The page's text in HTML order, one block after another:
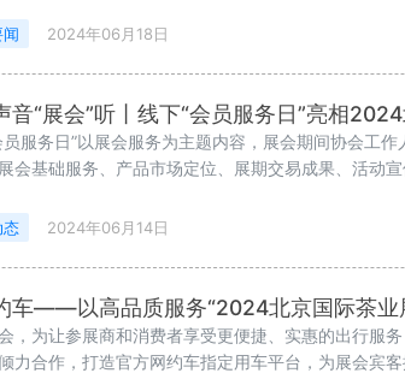
2024年06月18日
音“展会”听丨线下“会员服务日”亮相
员服务日”以展会服务为主题内容，展会期间协会工
会基础服务、产品市场定位、展期交易成果、活动
态 2024年06月14日
车——以高品质服务“2024北京国际茶业
，为让参展商和消费者享受更便捷、实惠的出行服
力合作，打造官方网约车指定用车平台，为展会宾